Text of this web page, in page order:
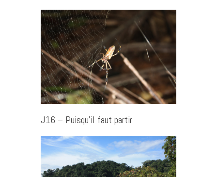
J16 – Puisqu’il faut partir